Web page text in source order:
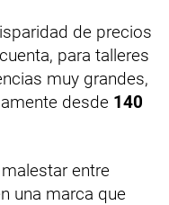
de precios
para talleres
muy grandes,
desde 140
entre
una marca que